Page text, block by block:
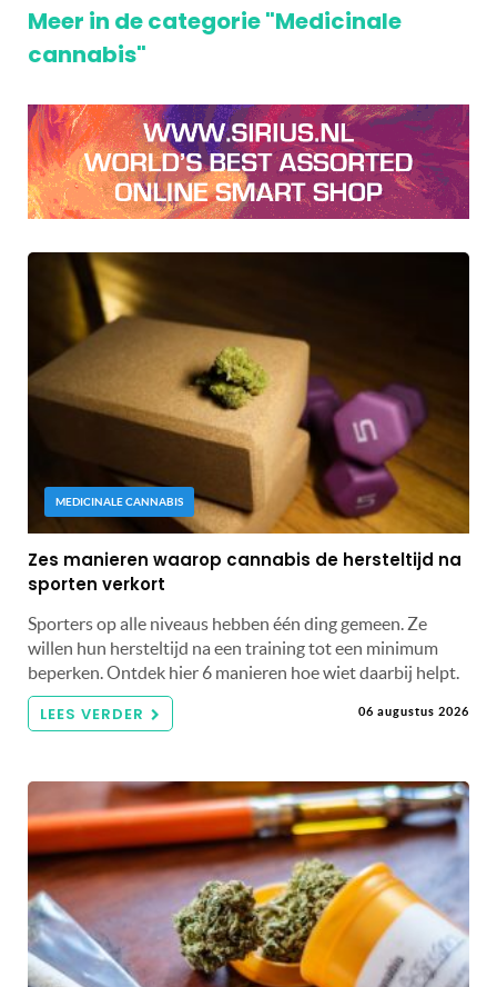
Meer in de categorie "Medicinale
cannabis"
MEDICINALE CANNABIS
Zes manieren waarop cannabis de hersteltijd na
sporten verkort
Sporters op alle niveaus hebben één ding gemeen. Ze
willen hun hersteltijd na een training tot een minimum
beperken. Ontdek hier 6 manieren hoe wiet daarbij helpt.
LEES VERDER 06 augustus 2026